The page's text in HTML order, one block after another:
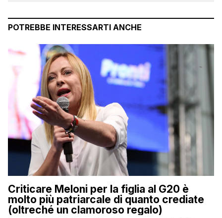
POTREBBE INTERESSARTI ANCHE
Criticare Meloni per la figlia al G20 è
molto più patriarcale di quanto crediate
(oltreché un clamoroso regalo)